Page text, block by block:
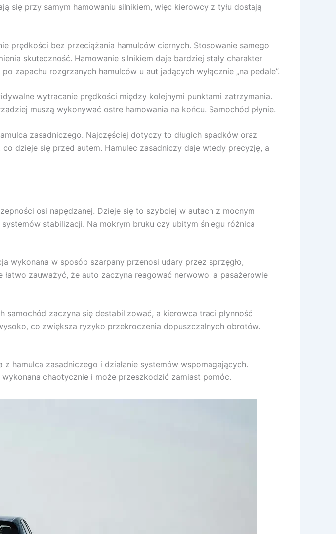
się przy samym hamowaniu silnikiem, więc kierowcy z tyłu dostają
prędkości bez przeciążania hamulców ciernych. Stosowanie samego
skuteczność. Hamowanie silnikiem daje bardziej stały charakter
zapachu rozgrzanych hamulców u aut jadących wyłącznie „na pedale”.
wytracanie prędkości między kolejnymi punktami zatrzymania.
muszą wykonywać ostre hamowania na końcu. Samochód płynie.
zasadniczego. Najczęściej dotyczy to długich spadków oraz
dzieje się przed autem. Hamulec zasadniczy daje wtedy precyzję, a
osi napędzanej. Dzieje się to szybciej w autach z mocnym
stabilizacji. Na mokrym bruku czy ubitym śniegu różnica
wykonana w sposób szarpany przenosi udary przez sprzęgło,
zauważyć, że auto zaczyna reagować nerwowo, a pasażerowie
zaczyna się destabilizować, a kierowca traci płynność
co zwiększa ryzyko przekroczenia dopuszczalnych obrotów.
hamulca zasadniczego i działanie systemów wspomagających.
chaotycznie i może przeszkodzić zamiast pomóc.